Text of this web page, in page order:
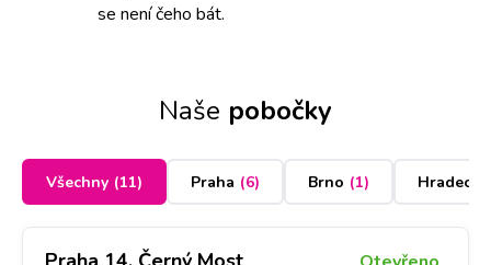
se není čeho bát.
Naše pobočky
Všechny (11) Praha (6) Brno (1) Hradec